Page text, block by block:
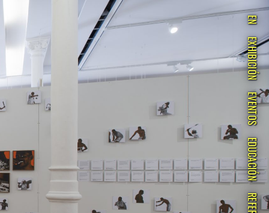
EN
EXHIBICIÓN
EVENTOS
EDUCACIÓN